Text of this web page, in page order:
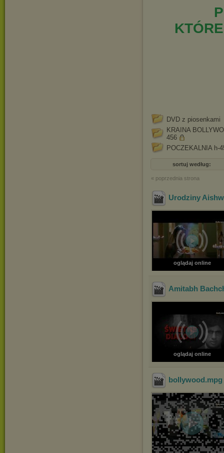
DVD z piosenkami
KRAINA
456
POCZEKALNIA h-
sortuj według:
« poprzednia strona
Urodziny
oglądaj online
Amitabh
oglądaj online
bollywood .mpg